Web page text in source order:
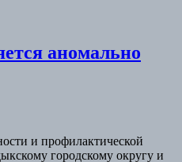
аномально
и профилактической
городскому округу и